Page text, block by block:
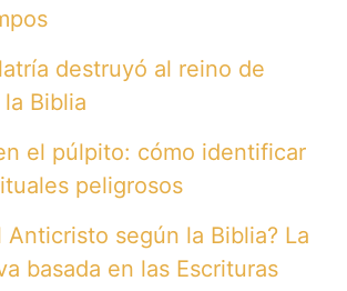
destruyó al reino de
Biblia
el púlpito: cómo identificar
peligrosos
Anticristo según la Biblia? La
basada en las Escrituras